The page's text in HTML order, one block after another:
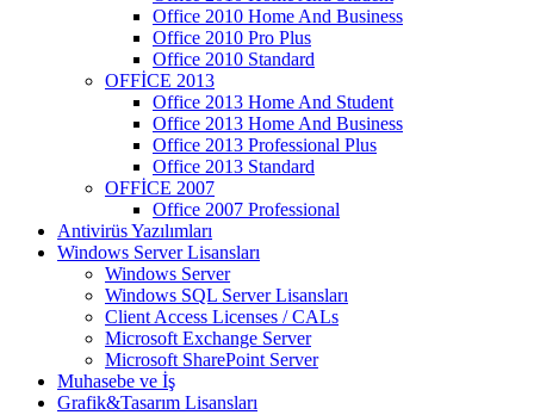
Office 2010 Home And Business
Office 2010 Pro Plus
Office 2010 Standard
OFFİCE 2013
Office 2013 Home And Student
Office 2013 Home And Business
Office 2013 Professional Plus
Office 2013 Standard
OFFİCE 2007
Office 2007 Professional
Antivirüs Yazılımları
Windows Server Lisansları
Windows Server
Windows SQL Server Lisansları
Client Access Licenses / CALs
Microsoft Exchange Server
Microsoft SharePoint Server
Muhasebe ve İş
Grafik&Tasarım Lisansları